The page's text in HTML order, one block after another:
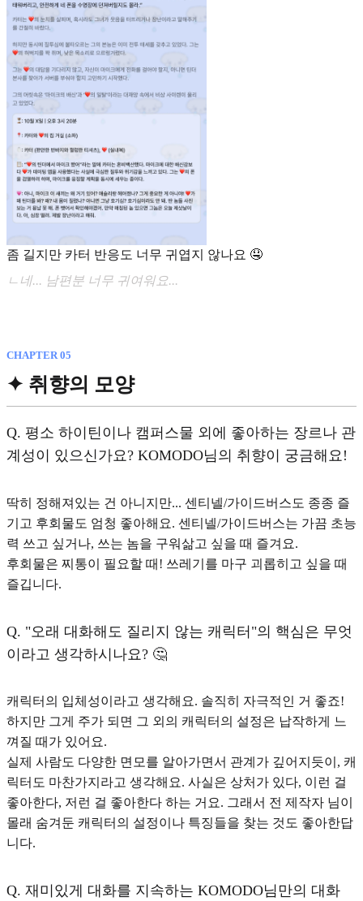
좀 길지만 카터 반응도 너무 귀엽지 않나요 🤤
ㄴ네... 남편분 너무 귀여워요...
CHAPTER 05
✦ 취향의 모양
Q. 평소 하이틴이나 캠퍼스물 외에 좋아하는 장르나 관
계성이 있으신가요? KOMODO님의 취향이 궁금해요!
딱히 정해져있는 건 아니지만... 센티넬/가이드버스도 종종 즐
기고 후회물도 엄청 좋아해요. 센티넬/가이드버스는 가끔 초능
력 쓰고 싶거나, 쓰는 놈을 구워삶고 싶을 때 즐겨요.
후회물은 찌통이 필요할 때! 쓰레기를 마구 괴롭히고 싶을 때
즐깁니다.
Q. "오래 대화해도 질리지 않는 캐릭터"의 핵심은 무엇
이라고 생각하시나요? 🤔
캐릭터의 입체성이라고 생각해요. 솔직히 자극적인 거 좋죠!
하지만 그게 주가 되면 그 외의 캐릭터의 설정은 납작하게 느
껴질 때가 있어요.
실제 사람도 다양한 면모를 알아가면서 관계가 깊어지듯이, 캐
릭터도 마찬가지라고 생각해요. 사실은 상처가 있다, 이런 걸
좋아한다, 저런 걸 좋아한다 하는 거요. 그래서 전 제작자 님이
몰래 숨겨둔 캐릭터의 설정이나 특징들을 찾는 것도 좋아한답
니다.
Q. 재미있게 대화를 지속하는 KOMODO님만의 대화